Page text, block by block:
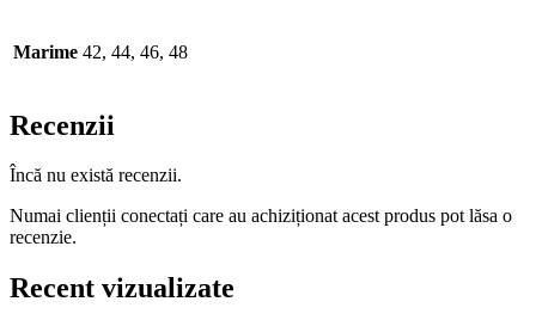
Marime 42, 44, 46, 48
Recenzii
Încă nu există recenzii.
Numai clienții conectați care au achiziționat acest produs pot lăsa o
recenzie.
Recent vizualizate